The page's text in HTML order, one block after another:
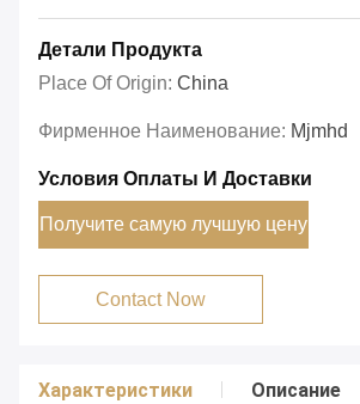
Детали Продукта
Place Of Origin: China
Фирменное Наименование: Mjmhd
Условия Оплаты И Доставки
Получите самую лучшую цену
Contact Now
Характеристики Описание